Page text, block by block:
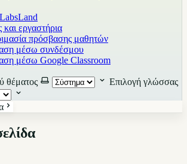
εργαστήρια
πρόσβασης μαθητών
μέσω συνδέσμου
μέσω Google Classroom
θέματος Επιλογή γλώσσας